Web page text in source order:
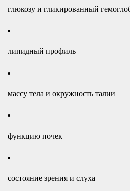
глюкозу и гликированный
липидный профиль
массу тела и окружность талии
функцию почек
состояние зрения и слуха